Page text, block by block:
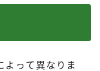
って異なりま